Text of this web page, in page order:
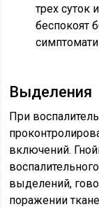
трех суток
беспокоят
Выделения
При
включений.
выделений,
поражении